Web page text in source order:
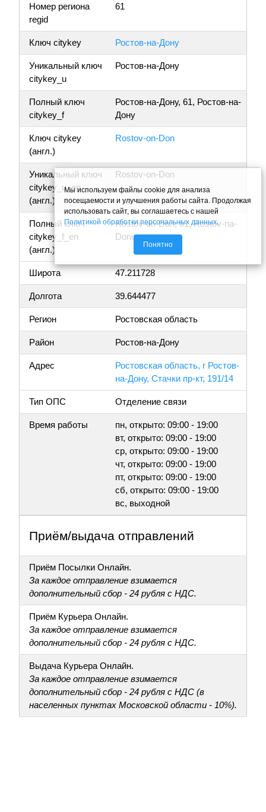
Номер региона
regid
61
Ключ citykey Ростов-на-Дону
Уникальный ключ
citykey_u
Ростов-на-Дону
Полный ключ
citykey_f
Ростов-на-Дону, 61, Ростов-на-
Дону
Ключ citykey
(англ.)
Rostov-on-Don
Уникальный ключ
citykey_u_en
(англ.)
Rostov-on-Don
Полный ключ
citykey_f_en
(англ.)
Rostov-on-Don, 61, Rostov-na-
Donu
Широта 47.211728
Долгота 39.644477
Регион Ростовская область
Район Ростов-на-Дону
Адрес
Ростовская область, г Ростов-
на-Дону, Стачки пр-кт, 191/14
Тип ОПС Отделение связи
Время работы
пн, открыто: 09:00 - 19:00
вт, открыто: 09:00 - 19:00
ср, открыто: 09:00 - 19:00
чт, открыто: 09:00 - 19:00
пт, открыто: 09:00 - 19:00
сб, открыто: 09:00 - 19:00
вс, выходной
Приём/выдача отправлений
Приём Посылки Онлайн.
За каждое отправление взимается
дополнительный сбор - 24 рубля с НДС.
Приём Курьера Онлайн.
За каждое отправление взимается
дополнительный сбор - 24 рубля с НДС.
Выдача Курьера Онлайн.
За каждое отправление взимается
дополнительный сбор - 24 рубля с НДС (в
населенных пунктах Московской области - 10%).
Мы используем файлы cookie для анализа
посещаемости и улучшения работы сайта. Продолжая
использовать сайт, вы соглашаетесь с нашей
Политикой обработки персональных данных.
Понятно